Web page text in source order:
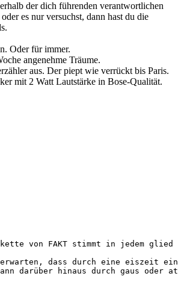
der dich führenden verantwortlichen
es nur versuchst, dann hast du die
Oder für immer.
angenehme Träume.
aus. Der piept wie verrückt bis Paris.
mit 2 Watt Lautstärke in Bose-Qualität.
von FAKT stimmt in jedem
dass durch eine eiszeit ein
darüber hinaus durch gaus